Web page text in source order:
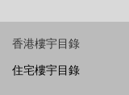
香港樓宇目錄
住宅樓宇目錄